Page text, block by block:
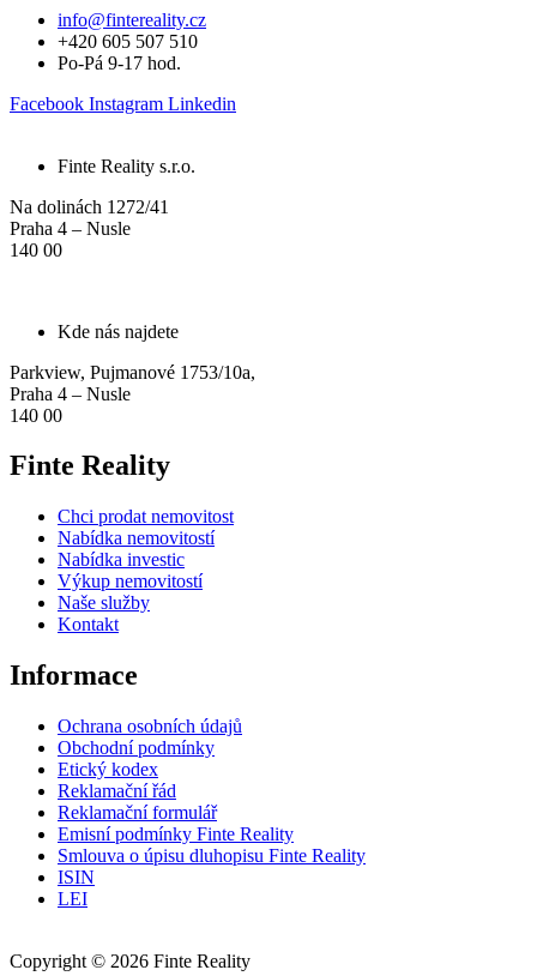
info@fintereality.cz
+420 605 507 510
Po-Pá 9-17 hod.
Facebook Instagram Linkedin
Finte Reality s.r.o.
Na dolinách 1272/41
Praha 4 – Nusle
140 00
Kde nás najdete
Parkview, Pujmanové 1753/10a,
Praha 4 – Nusle
140 00
Finte Reality
Chci prodat nemovitost
Nabídka nemovitostí
Nabídka investic
Výkup nemovitostí
Naše služby
Kontakt
Informace
Ochrana osobních údajů
Obchodní podmínky
Etický kodex
Reklamační řád
Reklamační formulář
Emisní podmínky Finte Reality
Smlouva o úpisu dluhopisu Finte Reality
ISIN
LEI
Copyright © 2026 Finte Reality